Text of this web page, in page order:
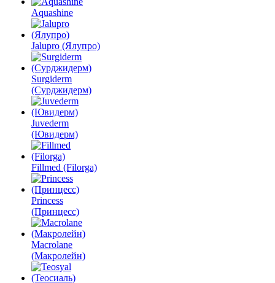
Aquashine
Jalupro (Ялупро)
Surgiderm
(Сурджидерм)
Juvederm
(Ювидерм)
Fillmed (Filorga)
Princess
(Принцесс)
Macrolane
(Макролейн)